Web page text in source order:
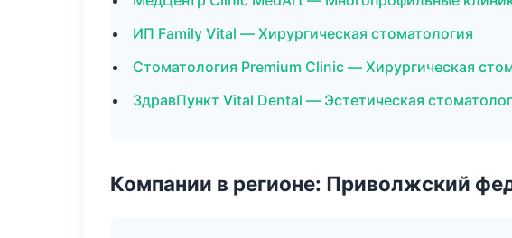
ИП Family Vital — Хирургическая стоматология
Стоматология Premium Clinic — Хирургическая
ЗдравПункт Vital Dental — Эстетическая
Компании в регионе: Приволжский